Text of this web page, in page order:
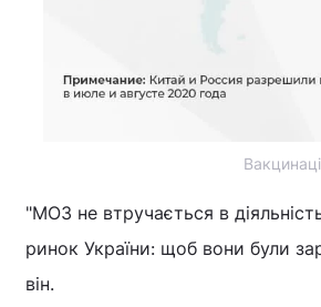
"МОЗ не втручається в
ринок України: щоб вони були
він.